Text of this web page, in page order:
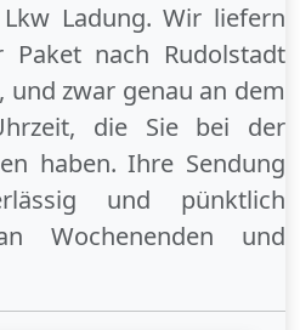
Ladung. Wir liefern
Paket nach Rudolstadt
, und zwar genau an dem
die Sie bei der
haben. Ihre Sendung
und pünktlich
Wochenenden und